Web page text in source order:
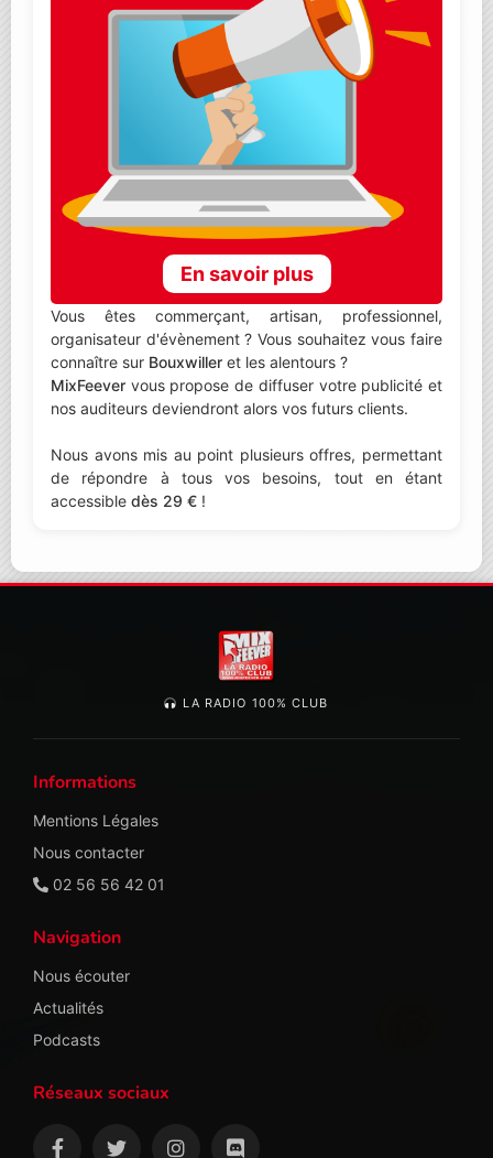
En savoir plus
Vous êtes commerçant, artisan, professionnel,
organisateur d'évènement ? Vous souhaitez vous faire
connaître sur Bouxwiller et les alentours ?
MixFeever vous propose de diffuser votre publicité et
nos auditeurs deviendront alors vos futurs clients.
Nous avons mis au point plusieurs offres, permettant
de répondre à tous vos besoins, tout en étant
accessible dès 29 € !
LA RADIO 100% CLUB
Informations
Mentions Légales
Nous contacter
02 56 56 42 01
Navigation
Nous écouter
Actualités
Podcasts
Réseaux sociaux